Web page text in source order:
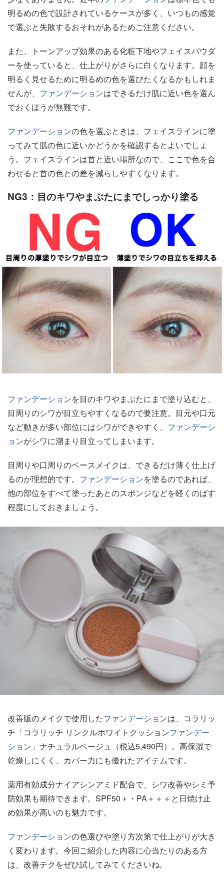
明るめの色で設計されているケースが多く、いつもの感覚
で選ぶと失敗するおそれがあるためご注意ください。
また、トーンアップ効果のある化粧下地やフェイスパウダ
ーを使っていると、仕上がりがさらに白くなります。顔を
明るく見せるために明るめの色を選びたくなるかもしれま
せんが、 ファンデーションはできるだけ肌に近い色を選ん
でおくほうが無難です。
ファンデーションの色を選ぶときは、フェイスラインに塗
ってみて肌の色に近いかどうかを確認するとよいでしょ
う。フェイスラインは首と近い場所なので、ここで色を合
わせると首の色との差を減らしやすくなります。
NG3：目のキワやまぶたにまでしっかり塗る
ファンデーションを目のキワやまぶたにまで塗り込むと、
目周りのシワが目立ちやすくなるので要注意。目元や口元
など動きが多い部位にはシワができやすく、 ファンデーシ
ョンがシワに溜まり目立ってしまいます。
目周りや口周りのベースメイクは、できるだけ薄く仕上げ
るのが理想的です。 ファンデーションを塗るのであれば、
他の部位をすべて塗ったあとのスポンジなどを軽くのばす
程度にしておきましょう。
改善版のメイクで使用したファンデーションは、コラリッ
チ「コラリッチ リンクルホワイトクッションファンデー
ション 」ナチュラルベージュ（税込5,490円）。高保湿で
乾燥しにくく、カバー力にも優れたアイテムです。
薬用有効成分ナイアシンアミド配合で、シワ改善やシミ予
防効果も期待できます。SPF50＋・PA＋＋＋と日焼け止
め効果が高いのも魅力です。
ファンデーションの色選びや塗り方次第で仕上がりが大き
く変わります。今回ご紹介した内容に心当たりのある方
は、改善テクをぜひ試してみてくださいね。